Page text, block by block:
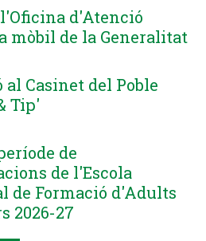
d'Atenció
mòbil de la Generalitat
al Casinet del Poble
Tip'
de
de l'Escola
de Formació d'Adults
2026-27